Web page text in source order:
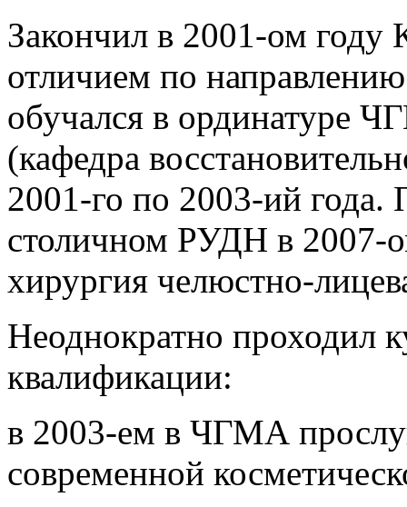
Закончил в 2001-ом
отличием по
обучался в ординатуре
(кафедра
2001-го по 2003-ий года.
столичном РУДН в 2007-
хирургия челюстно-
Неоднократно проходил
квалификации:
в 2003-ем в ЧГМА
современной